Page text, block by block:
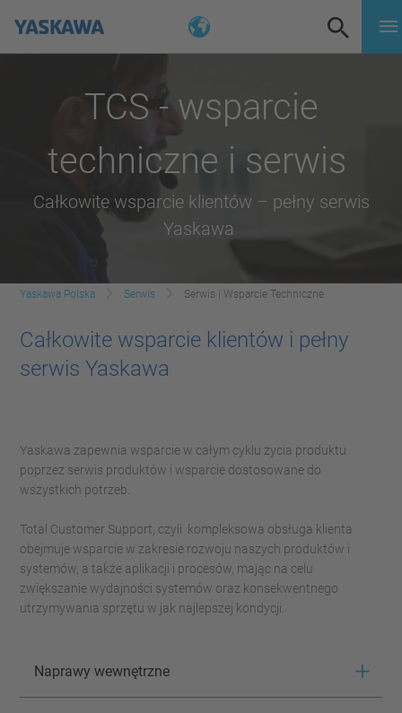
TCS - wsparcie
techniczne i serwis
Całkowite wsparcie klientów – pełny serwis
Yaskawa
Yaskawa Polska Serwis Serwis i Wsparcie Techniczne
Całkowite wsparcie klientów i pełny
serwis Yaskawa
Yaskawa zapewnia wsparcie w całym cyklu życia produktu
poprzez serwis produktów i wsparcie dostosowane do
wszystkich potrzeb.
Total Customer Support, czyli kompleksowa obsługa klienta
obejmuje wsparcie w zakresie rozwoju naszych produktów i
systemów, a także aplikacji i procesów, mając na celu
zwiększanie wydajności systemów oraz konsekwentnego
utrzymywania sprzętu w jak najlepszej kondycji.
Naprawy wewnętrzne